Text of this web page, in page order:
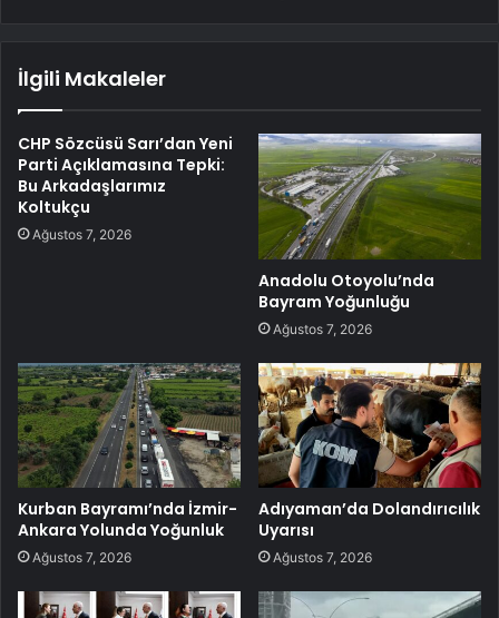
İlgili Makaleler
CHP Sözcüsü Sarı’dan Yeni
Parti Açıklamasına Tepki:
Bu Arkadaşlarımız
Koltukçu
Ağustos 7, 2026
Anadolu Otoyolu’nda
Bayram Yoğunluğu
Ağustos 7, 2026
Kurban Bayramı’nda İzmir-
Ankara Yolunda Yoğunluk
Ağustos 7, 2026
Adıyaman’da Dolandırıcılık
Uyarısı
Ağustos 7, 2026